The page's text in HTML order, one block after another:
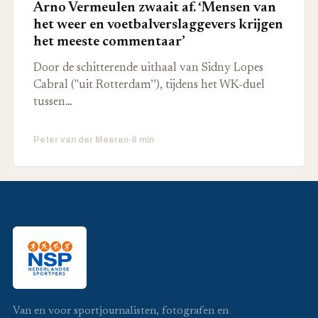
Arno Vermeulen zwaait af. ‘Mensen van
het weer en voetbalverslaggevers krijgen
het meeste commentaar’
Door de schitterende uithaal van Sidny Lopes
Cabral ("uit Rotterdam’’), tijdens het WK-duel
tussen…
Peter van der Meeren·8 min
Van en voor sportjournalisten, fotografen en